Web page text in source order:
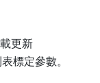
更新
標定參數。